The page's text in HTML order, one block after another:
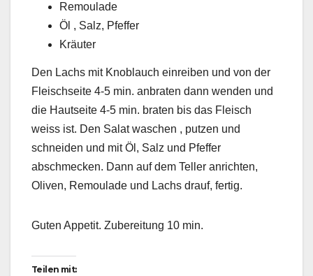
Remoulade
Öl , Salz, Pfeffer
Kräuter
Den Lachs mit Knoblauch einreiben und von der
Fleischseite 4-5 min. anbraten dann wenden und
die Hautseite 4-5 min. braten bis das Fleisch
weiss ist. Den Salat waschen , putzen und
schneiden und mit Öl, Salz und Pfeffer
abschmecken. Dann auf dem Teller anrichten,
Oliven, Remoulade und Lachs drauf, fertig.
Guten Appetit. Zubereitung 10 min.
Teilen mit: